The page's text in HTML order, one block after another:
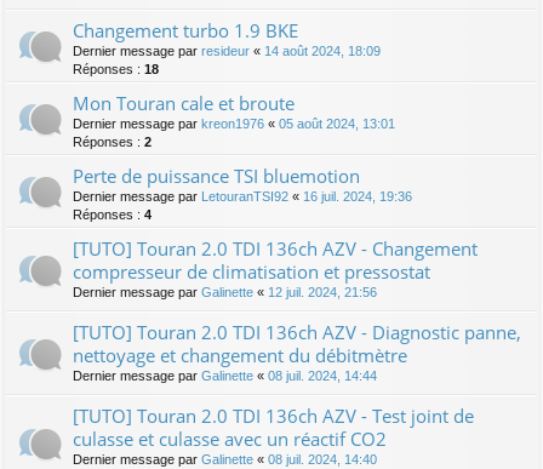
Changement turbo 1.9 BKE
Dernier message par resideur « 14 août 2024, 18:09
Réponses : 18
Mon Touran cale et broute
Dernier message par kreon1976 « 05 août 2024, 13:01
Réponses : 2
Perte de puissance TSI bluemotion
Dernier message par LetouranTSI92 « 16 juil. 2024, 19:36
Réponses : 4
[TUTO] Touran 2.0 TDI 136ch AZV - Changement
compresseur de climatisation et pressostat
Dernier message par Galinette « 12 juil. 2024, 21:56
[TUTO] Touran 2.0 TDI 136ch AZV - Diagnostic panne,
nettoyage et changement du débitmètre
Dernier message par Galinette « 08 juil. 2024, 14:44
[TUTO] Touran 2.0 TDI 136ch AZV - Test joint de
culasse et culasse avec un réactif CO2
Dernier message par Galinette « 08 juil. 2024, 14:40